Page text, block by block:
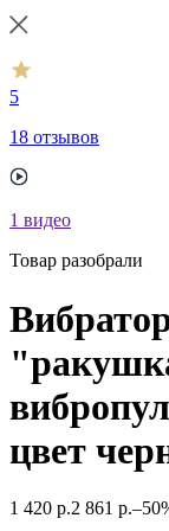
5
18 отзывов
1 видео
Товар разобрали
цвет
1 420 р.2 861 р.